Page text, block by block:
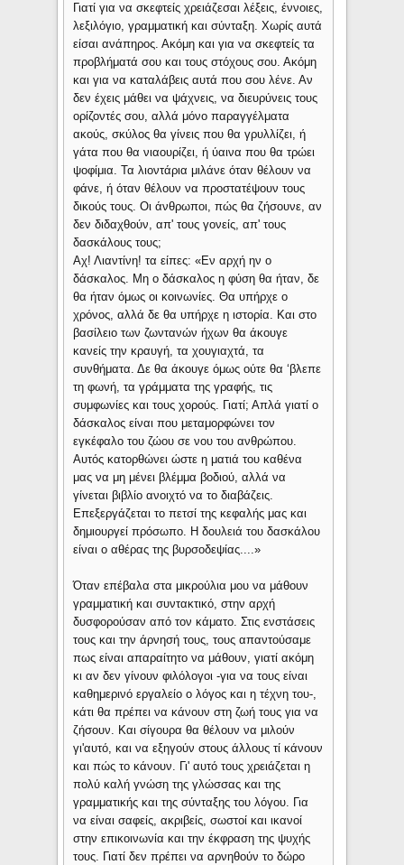
Γιατί για να σκεφτείς χρειάζεσαι λέξεις, έννοιες,
λεξιλόγιο, γραμματική και σύνταξη. Χωρίς αυτά
είσαι ανάπηρος. Ακόμη και για να σκεφτείς τα
προβλήματά σου και τους στόχους σου. Ακόμη
και για να καταλάβεις αυτά που σου λένε. Αν
δεν έχεις μάθει να ψάχνεις, να διευρύνεις τους
ορίζοντές σου, αλλά μόνο παραγγέλματα
ακούς, σκύλος θα γίνεις που θα γρυλλίζει, ή
γάτα που θα νιαουρίζει, ή ύαινα που θα τρώει
ψοφίμια. Τα λιοντάρια μιλάνε όταν θέλουν να
φάνε, ή όταν θέλουν να προστατέψουν τους
δικούς τους. Οι άνθρωποι, πώς θα ζήσουνε, αν
δεν διδαχθούν, απ' τους γονείς, απ' τους
δασκάλους τους;
Αχ! Λιαντίνη! τα είπες: «Εν αρχή ην ο
δάσκαλος. Μη ο δάσκαλος η φύση θα ήταν, δε
θα ήταν όμως οι κοινωνίες. Θα υπήρχε ο
χρόνος, αλλά δε θα υπήρχε η ιστορία. Και στο
βασίλειο των ζωντανών ήχων θα άκουγε
κανείς την κραυγή, τα χουγιαχτά, τα
συνθήματα. Δε θα άκουγε όμως ούτε θα ‘βλεπε
τη φωνή, τα γράμματα της γραφής, τις
συμφωνίες και τους χορούς. Γιατί; Απλά γιατί ο
δάσκαλος είναι που μεταμορφώνει τον
εγκέφαλο του ζώου σε νου του ανθρώπου.
Αυτός κατορθώνει ώστε η ματιά του καθένα
μας να μη μένει βλέμμα βοδιού, αλλά να
γίνεται βιβλίο ανοιχτό να το διαβάζεις.
Επεξεργάζεται το πετσί της κεφαλής μας και
δημιουργεί πρόσωπο. Η δουλειά του δασκάλου
είναι ο αθέρας της βυρσοδεψίας....»
Όταν επέβαλα στα μικρούλια μου να μάθουν
γραμματική και συντακτικό, στην αρχή
δυσφορούσαν από τον κάματο. Στις ενστάσεις
τους και την άρνησή τους, τους απαντούσαμε
πως είναι απαραίτητο να μάθουν, γιατί ακόμη
κι αν δεν γίνουν φιλόλογοι -για να τους είναι
καθημερινό εργαλείο ο λόγος και η τέχνη του-,
κάτι θα πρέπει να κάνουν στη ζωή τους για να
ζήσουν. Και σίγουρα θα θέλουν να μιλούν
γι'αυτό, και να εξηγούν στους άλλους τί κάνουν
και πώς το κάνουν. Γι' αυτό τους χρειάζεται η
πολύ καλή γνώση της γλώσσας και της
γραμματικής και της σύνταξης του λόγου. Για
να είναι σαφείς, ακριβείς, σωστοί και ικανοί
στην επικοινωνία και την έκφραση της ψυχής
τους. Γιατί δεν πρέπει να αρνηθούν το δώρο